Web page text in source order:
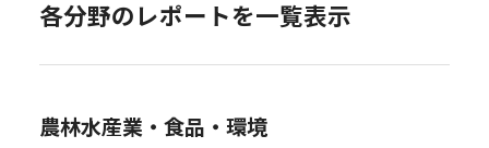
各分野のレポートを一覧表示
農林水産業・食品・環境